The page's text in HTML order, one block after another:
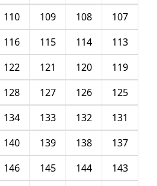
107
108
109
110
113
114
115
116
119
120
121
122
125
126
127
128
131
132
133
134
137
138
139
140
143
144
145
146